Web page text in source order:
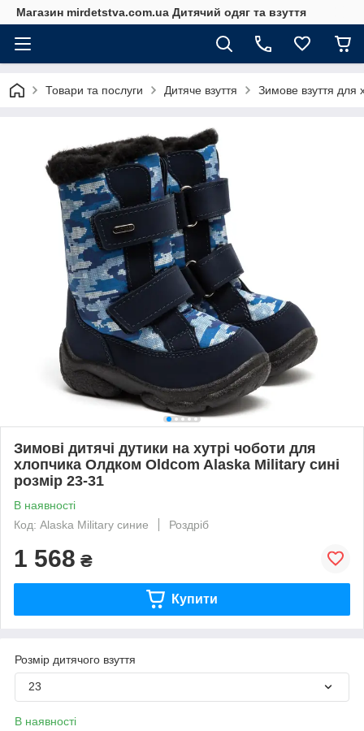
Магазин mirdetstva.com.ua Дитячий одяг та взуття
Товари та послуги Дитяче взуття Зимове взуття для
Зимові дитячі дутики на хутрі чоботи для
хлопчика Олдком Oldcom Alaska Military сині
розмір 23-31
В наявності
Код: Alaska Military синие
Роздріб
1 568 ₴
Купити
Розмір дитячого взуття
23
В наявності